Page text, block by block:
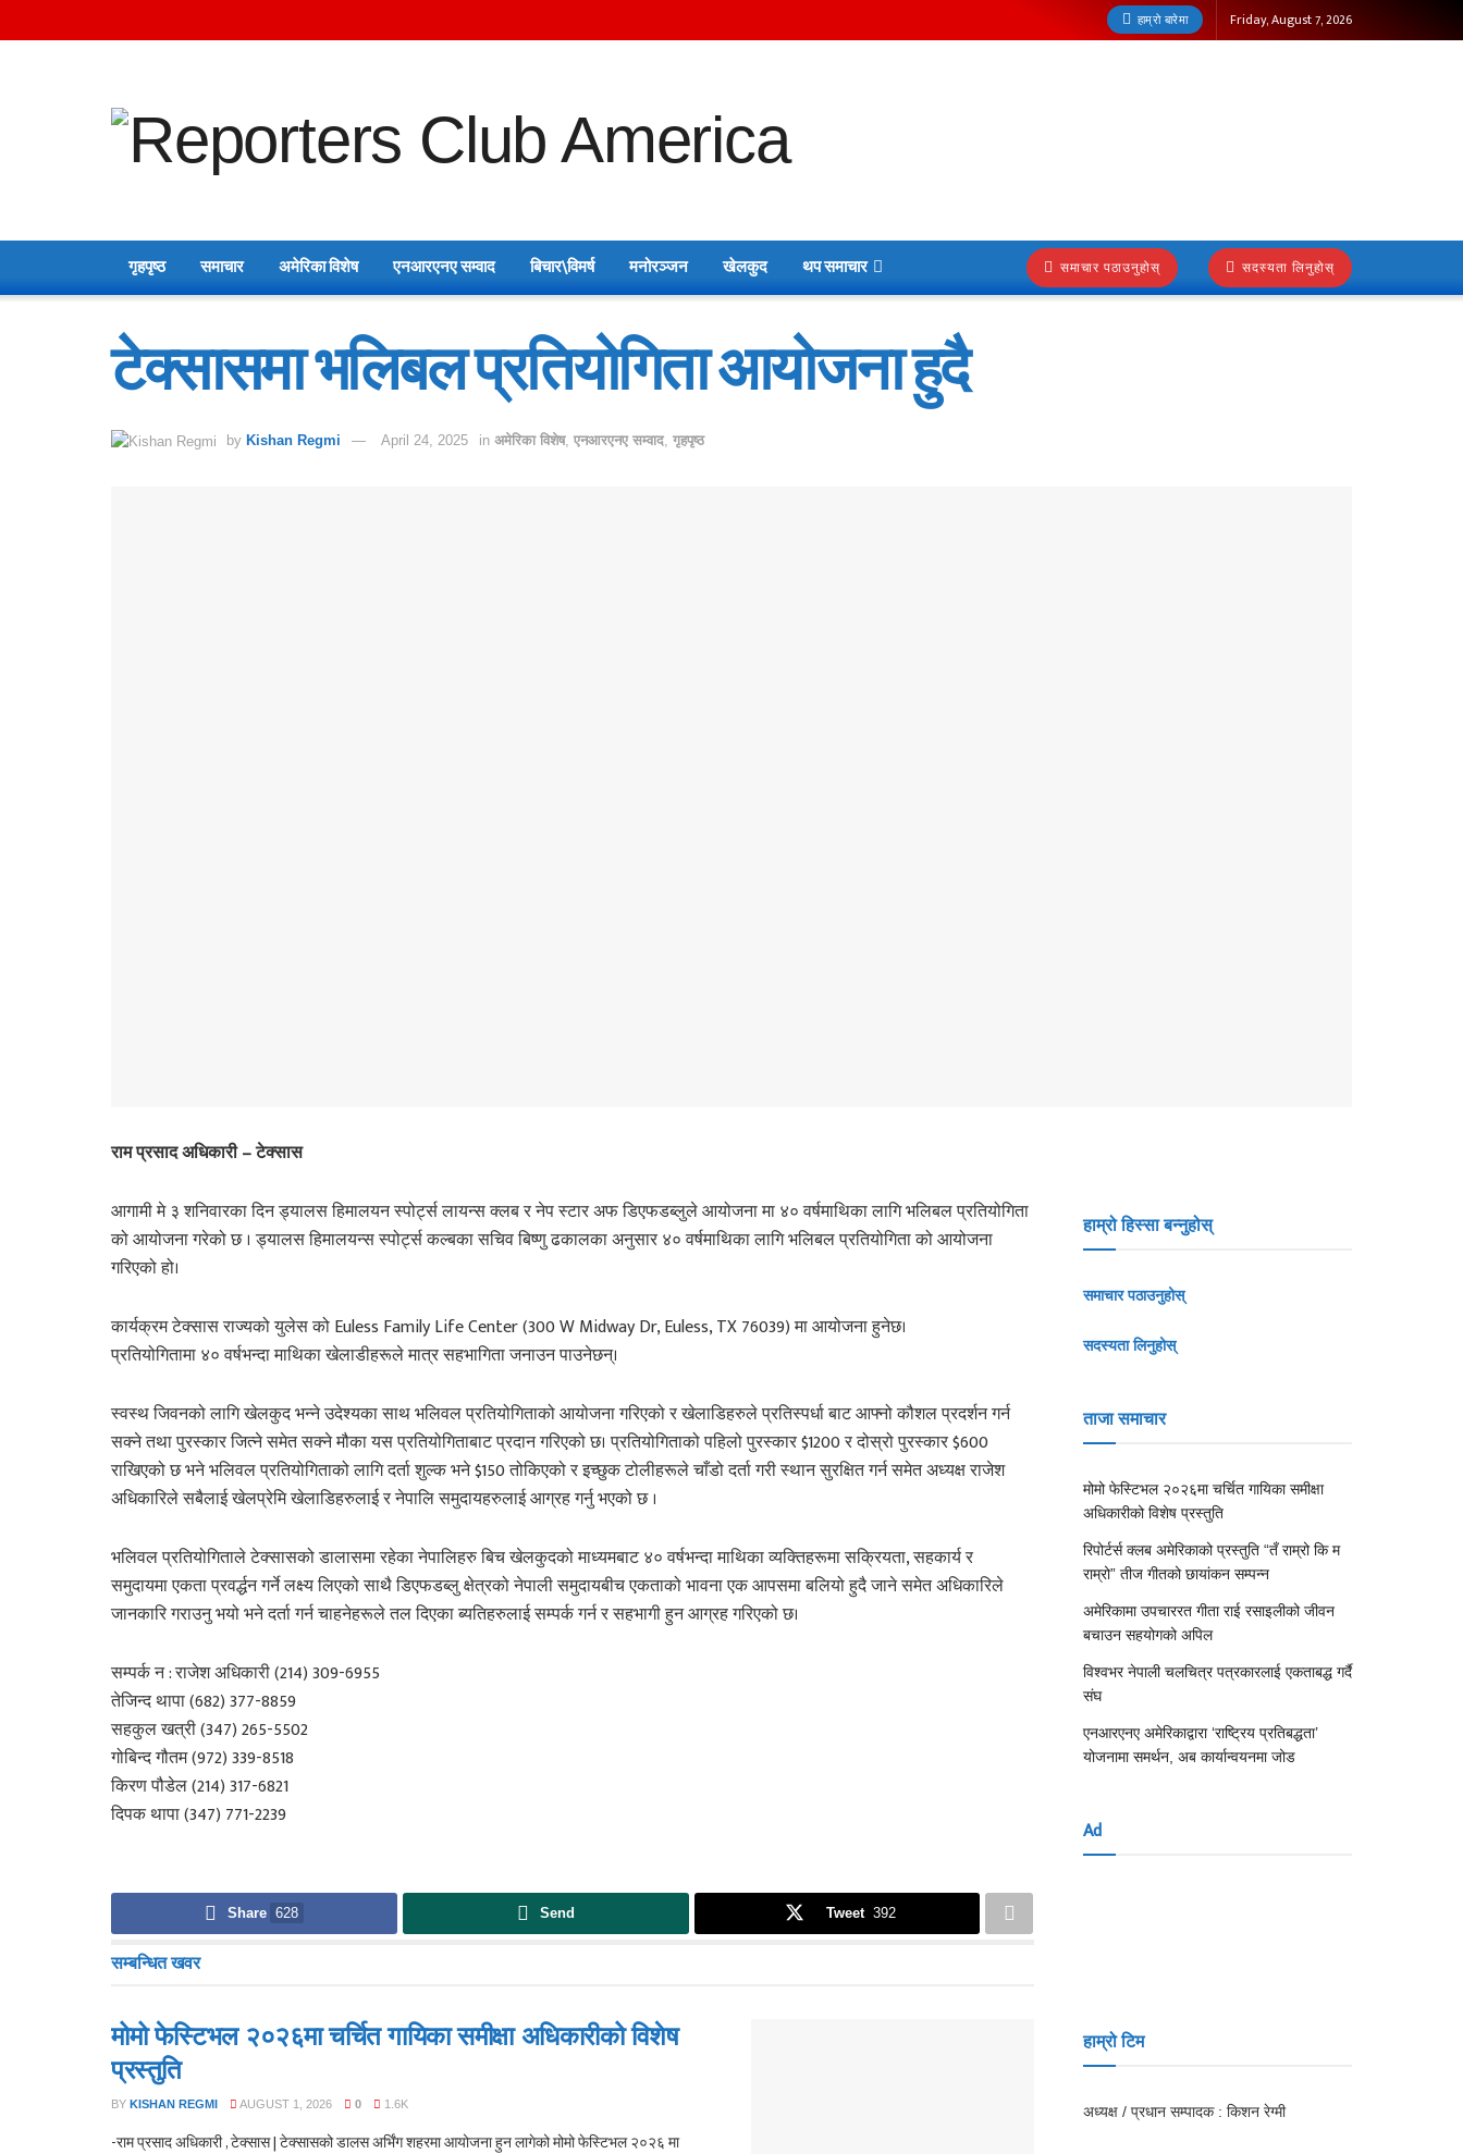
हाम्रो बारेमा Friday, August 7, 2026
गृहपृष्ठ समाचार अमेरिका विशेष एनआरएनए सम्वाद बिचार\विमर्ष मनोरञ्जन खेलकुद थप समाचार समाचार पठाउनुहोस् सदस्यता लिनुहोस्
टेक्सासमा भलिबल प्रतियोगिता आयोजना हुदै
by Kishan Regmi April 24, 2025 in अमेरिका विशेष, एनआरएनए सम्वाद, गृहपृष्ठ
राम प्रसाद अधिकारी – टेक्सास
आगामी मे ३ शनिवारका दिन ड्यालस हिमालयन स्पोर्ट्स लायन्स क्लब र नेप स्टार अफ डिएफडब्लुले आयोजना मा ४० वर्षमाथिका लागि भलिबल प्रतियोगिता
को आयोजना गरेको छ । ड्यालस हिमालयन्स स्पोर्ट्स कल्बका सचिव बिष्णु ढकालका अनुसार ४० वर्षमाथिका लागि भलिबल प्रतियोगिता को आयोजना
गरिएको हो।
कार्यक्रम टेक्सास राज्यको युलेस को Euless Family Life Center (300 W Midway Dr, Euless, TX 76039) मा आयोजना हुनेछ।
प्रतियोगितामा ४० वर्षभन्दा माथिका खेलाडीहरूले मात्र सहभागिता जनाउन पाउनेछन्।
स्वस्थ जिवनको लागि खेलकुद भन्ने उदेश्यका साथ भलिवल प्रतियोगिताको आयोजना गरिएको र खेलाडिहरुले प्रतिस्पर्धा बाट आफ्नो कौशल प्रदर्शन गर्न
सक्ने तथा पुरस्कार जित्ने समेत सक्ने मौका यस प्रतियोगिताबाट प्रदान गरिएको छ। प्रतियोगिताको पहिलो पुरस्कार $1200 र दोस्रो पुरस्कार $600
राखिएको छ भने भलिवल प्रतियोगिताको लागि दर्ता शुल्क भने $150 तोकिएको र इच्छुक टोलीहरूले चाँडो दर्ता गरी स्थान सुरक्षित गर्न समेत अध्यक्ष राजेश
अधिकारिले सबैलाई खेलप्रेमि खेलाडिहरुलाई र नेपालि समुदायहरुलाई आग्रह गर्नु भएको छ ।
भलिवल प्रतियोगिताले टेक्सासको डालासमा रहेका नेपालिहरु बिच खेलकुदको माध्यमबाट ४० वर्षभन्दा माथिका व्यक्तिहरूमा सक्रियता, सहकार्य र
समुदायमा एकता प्रवर्द्धन गर्ने लक्ष्य लिएको साथै डिएफडब्लु क्षेत्रको नेपाली समुदायबीच एकताको भावना एक आपसमा बलियो हुदै जाने समेत अधिकारिले
जानकारि गराउनु भयो भने दर्ता गर्न चाहनेहरूले तल दिएका ब्यतिहरुलाई सम्पर्क गर्न र सहभागी हुन आग्रह गरिएको छ।
सम्पर्क न : राजेश अधिकारी (214) 309-6955
तेजिन्द थापा (682) 377-8859
सहकुल खत्री (347) 265-5502
गोबिन्द गौतम (972) 339-8518
किरण पौडेल (214) 317-6821
दिपक थापा (347) 771-2239
Share 628 Send Tweet 392
सम्बन्धितखवर
मोमो फेस्टिभल २०२६मा चर्चित गायिका समीक्षा अधिकारीको विशेष
प्रस्तुति
BY KISHAN REGMI AUGUST 1, 2026 0 1.6K
-राम प्रसाद अधिकारी , टेक्सास | टेक्सासको डालस अर्भिंग शहरमा आयोजना हुन लागेको मोमो फेस्टिभल २०२६ मा
हाम्रो हिस्सा बन्नुहोस्
समाचार पठाउनुहोस्
सदस्यता लिनुहोस्
ताजा समाचार
मोमो फेस्टिभल २०२६मा चर्चित गायिका समीक्षा
अधिकारीको विशेष प्रस्तुति
रिपोर्टर्स क्लब अमेरिकाको प्रस्तुति “तँ राम्रो कि म
राम्रो” तीज गीतको छायांकन सम्पन्न
अमेरिकामा उपचाररत गीता राई रसाइलीको जीवन
बचाउन सहयोगको अपिल
विश्वभर नेपाली चलचित्र पत्रकारलाई एकताबद्ध गर्दै
संघ
एनआरएनए अमेरिकाद्वारा ‘राष्ट्रिय प्रतिबद्धता’
योजनामा समर्थन, अब कार्यान्वयनमा जोड
Ad
हाम्रो टिम
अध्यक्ष / प्रधान सम्पादक : किशन रेग्मी